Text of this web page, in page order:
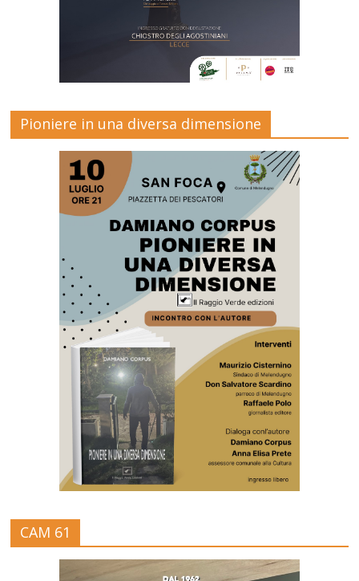
Pioniere in una diversa dimensione
CAM 61